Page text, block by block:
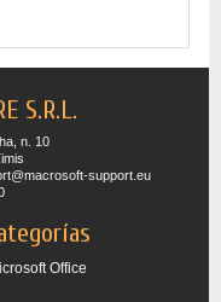
S.R.L.
n. 10
support.eu
Office